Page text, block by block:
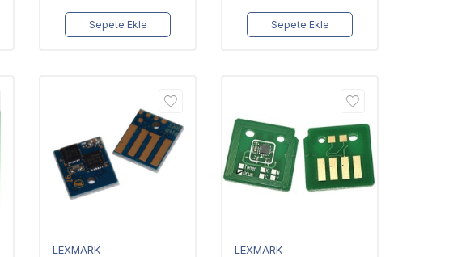
Sepete Ekle Sepete Ekle
LEXMARK
LEXMARK